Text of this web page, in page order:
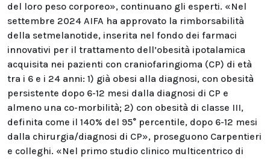
del loro peso corporeo», continuano gli esperti. «Nel
settembre 2024 AIFA ha approvato la rimborsabilità
della setmelanotide, inserita nel fondo dei farmaci
innovativi per il trattamento dell’obesità ipotalamica
acquisita nei pazienti con craniofaringioma (CP) di età
tra i 6 e i 24 anni: 1) già obesi alla diagnosi, con obesità
persistente dopo 6-12 mesi dalla diagnosi di CP e
almeno una co-morbilità; 2) con obesità di classe III,
definita come il 140% del 95° percentile, dopo 6-12 mesi
dalla chirurgia/diagnosi di CP», proseguono Carpentieri
e colleghi. «Nel primo studio clinico multicentrico di